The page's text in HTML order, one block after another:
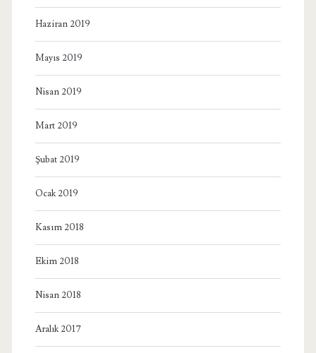
Haziran 2019
Mayıs 2019
Nisan 2019
Mart 2019
Şubat 2019
Ocak 2019
Kasım 2018
Ekim 2018
Nisan 2018
Aralık 2017